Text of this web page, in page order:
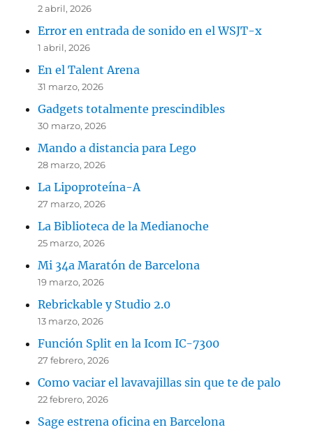
2 abril, 2026
Error en entrada de sonido en el WSJT-x
1 abril, 2026
En el Talent Arena
31 marzo, 2026
Gadgets totalmente prescindibles
30 marzo, 2026
Mando a distancia para Lego
28 marzo, 2026
La Lipoproteína-A
27 marzo, 2026
La Biblioteca de la Medianoche
25 marzo, 2026
Mi 34a Maratón de Barcelona
19 marzo, 2026
Rebrickable y Studio 2.0
13 marzo, 2026
Función Split en la Icom IC-7300
27 febrero, 2026
Como vaciar el lavavajillas sin que te de palo
22 febrero, 2026
Sage estrena oficina en Barcelona